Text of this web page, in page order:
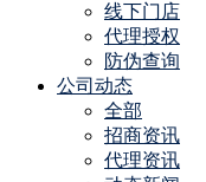
线下门店
代理授权
防伪查询
公司动态
全部
招商资讯
代理资讯